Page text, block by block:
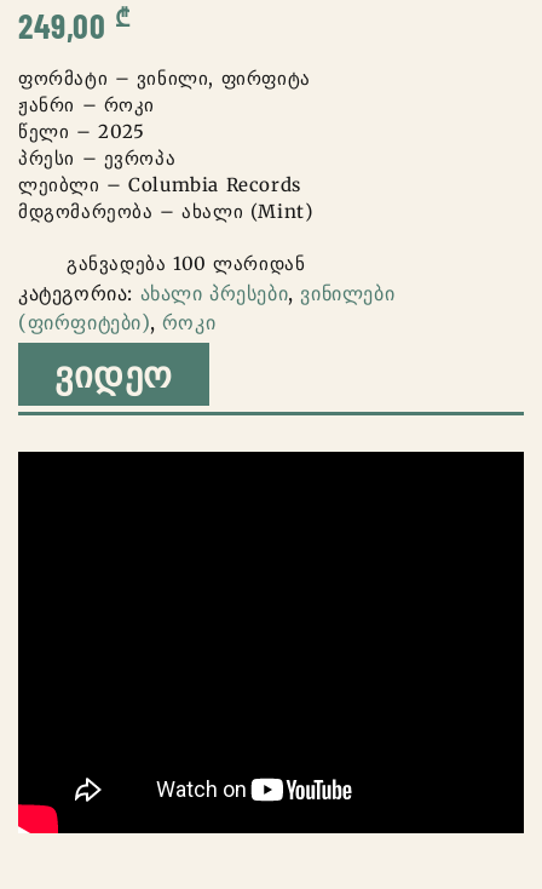
249,00 ₾
ფორმატი – ვინილი, ფირფიტა
ჟანრი – როკი
წელი – 2025
პრესი – ევროპა
ლეიბლი – Columbia Records
მდგომარეობა – ახალი (Mint)
განვადება 100 ლარიდან
კატეგორია: ახალი პრესები, ვინილები
(ფირფიტები), როკი
ᲕᲘᲓᲔᲝ